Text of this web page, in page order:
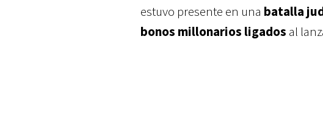
estuvo presente en una batalla
bonos millonarios ligados al